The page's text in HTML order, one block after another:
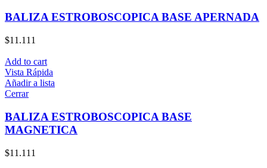
BALIZA ESTROBOSCOPICA BASE APERNADA
$11.111
Add to cart
Vista Rápida
Añadir a lista
Cerrar
BALIZA ESTROBOSCOPICA BASE
MAGNETICA
$11.111